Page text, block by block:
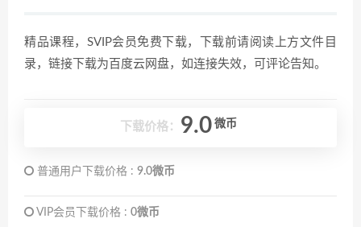
精品课程，SVIP会员免费下载，下载前请阅读上方文件目
录，链接下载为百度云网盘，如连接失效，可评论告知。
下载价格： 9.0 微币
普通用户下载价格 : 9.0微币
VIP会员下载价格 : 0微币